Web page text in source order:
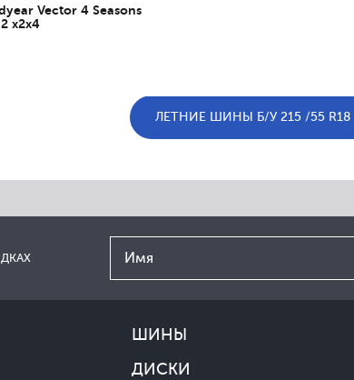
Vector 4 Seasons
x2x4
ЛЕТНИЕ ШИНЫ Б/У 215 /55 R18
ШИНЫ
ДИСКИ